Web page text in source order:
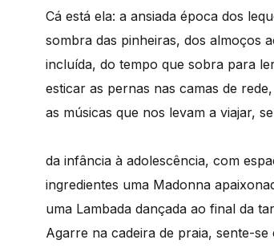
Cá está ela: a ansiada época dos
sombra das pinheiras, dos almoços
incluída, do tempo que sobra para
esticar as pernas nas camas de
as músicas que nos levam a viajar,
da infância à adolescência, com
ingredientes uma Madonna
uma Lambada dançada ao final da
Agarre na cadeira de praia, sente-se